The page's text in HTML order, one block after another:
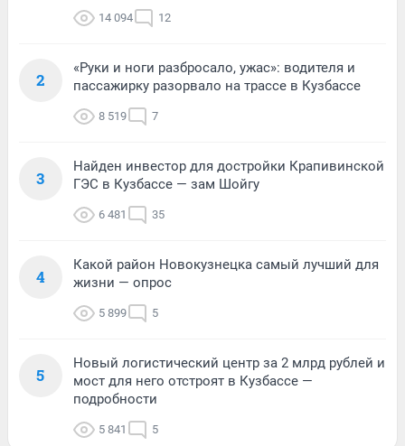
14 094 12
2
«Руки и ноги разбросало, ужас»: водителя и
пассажирку разорвало на трассе в Кузбассе
8 519 7
3
Найден инвестор для достройки Крапивинской
ГЭС в Кузбассе — зам Шойгу
6 481 35
4
Какой район Новокузнецка самый лучший для
жизни — опрос
5 899 5
5
Новый логистический центр за 2 млрд рублей и
мост для него отстроят в Кузбассе —
подробности
5 841 5